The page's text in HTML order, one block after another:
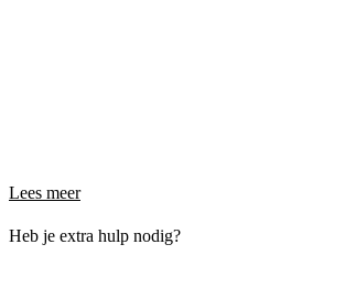
Lees meer
Heb je extra hulp nodig?